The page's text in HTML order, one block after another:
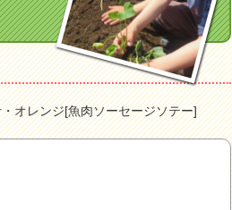
オレンジ[魚肉ソーセージソテー]